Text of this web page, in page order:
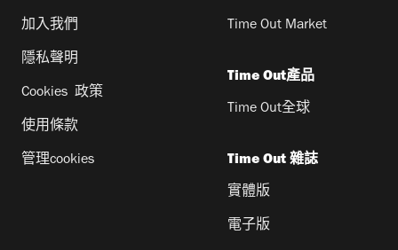
加入我們
隱私聲明
Cookies 政策
使用條款
管理cookies
Time Out Market
Time Out產品
Time Out全球
Time Out 雜誌
實體版
電子版